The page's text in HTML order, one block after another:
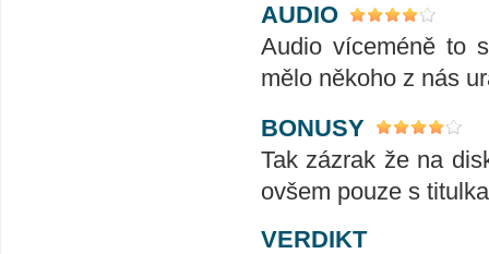
AUDIO
Audio víceméně to
mělo někoho z nás
BONUSY
Tak zázrak že na
ovšem pouze s
VERDIKT